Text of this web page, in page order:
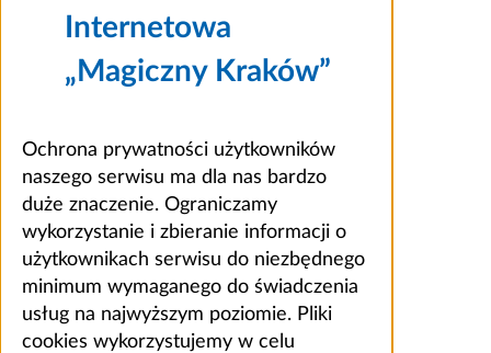
Internetowa
„Magiczny Kraków”
Ochrona prywatności użytkowników
naszego serwisu ma dla nas bardzo
duże znaczenie. Ograniczamy
wykorzystanie i zbieranie informacji o
użytkownikach serwisu do niezbędnego
minimum wymaganego do świadczenia
usług na najwyższym poziomie. Pliki
cookies wykorzystujemy w celu